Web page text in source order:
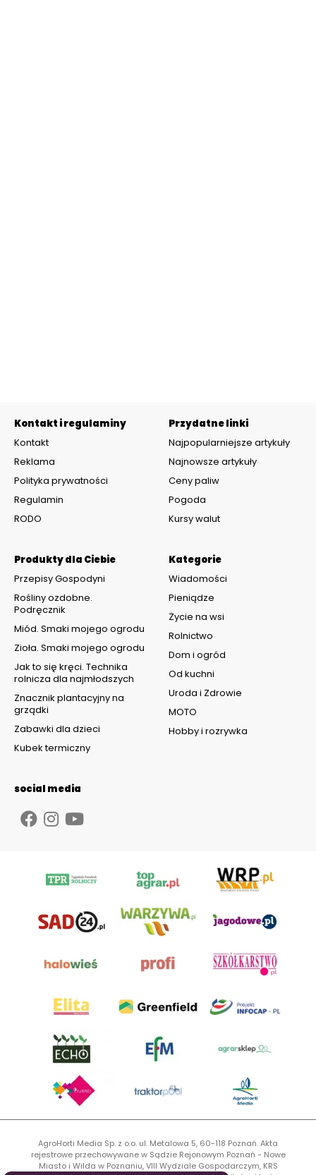
Kontakt i regulaminy
Kontakt
Reklama
Polityka prywatności
Regulamin
RODO
Kategorie
Wiadomości
Pieniądze
Życie na wsi
Rolnictwo
Dom i ogród
Od kuchni
Uroda i Zdrowie
MOTO
Hobby i rozrywka
Produkty dla Ciebie
Przepisy Gospodyni
Rośliny ozdobne.
Podręcznik
Miód. Smaki mojego ogrodu
Zioła. Smaki mojego ogrodu
Jak to się kręci. Technika
rolnicza dla najmłodszych
Znacznik plantacyjny na
grządki
Zabawki dla dzieci
Kubek termiczny
Przydatne linki
Najpopularniejsze artykuły
Najnowsze artykuły
Ceny paliw
Pogoda
Kursy walut
social media
AgroHorti Media Sp. z o.o. ul. Metalowa 5, 60-118 Poznań. Akta
rejestrowe przechowywane w Sądzie Rejonowym Poznań - Nowe
Miasto i Wilda w Poznaniu, VIII Wydziale Gospodarczym, KRS